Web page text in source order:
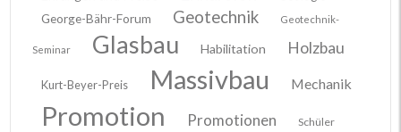
George-Bähr-Forum
Geotechnik Geotechnik-
Seminar Glasbau Habilitation Holzbau
Kurt-Beyer-Preis Massivbau Mechanik
Promotion Promotionen Schüler